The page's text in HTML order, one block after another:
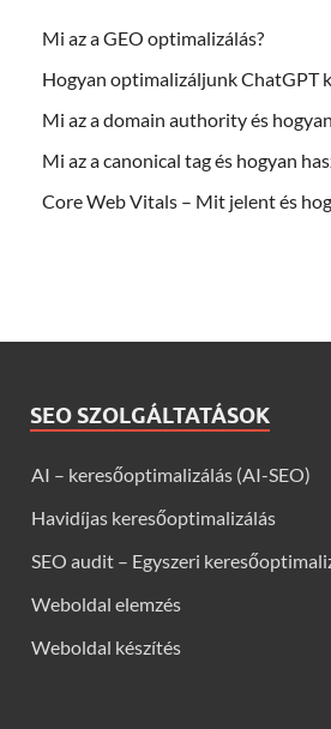
Mi az a GEO optimalizálás?
Hogyan optimalizáljunk ChatGPT
Mi az a domain authority és
Mi az a canonical tag és hogyan
Core Web Vitals – Mit jelent és
SEO SZOLGÁLTATÁSOK
AI – keresőoptimalizálás (AI-SEO)
Havidíjas keresőoptimalizálás
SEO audit – Egyszeri
Weboldal elemzés
Weboldal készítés